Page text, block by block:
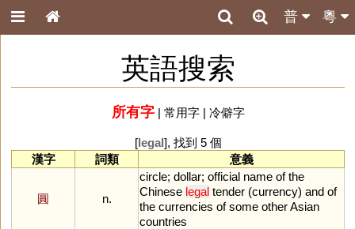
粵
普
英語搜索
所有字| 常用字| 冷僻字
[legal], 找到 5 個
漢字
詞類 意義
圓 n.
circle; dollar; official name of the
Chinese legal tender (currency) and of
the currencies of some otherAsian
countries